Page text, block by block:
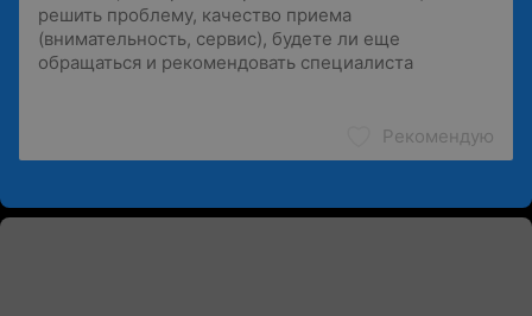
Рекомендую